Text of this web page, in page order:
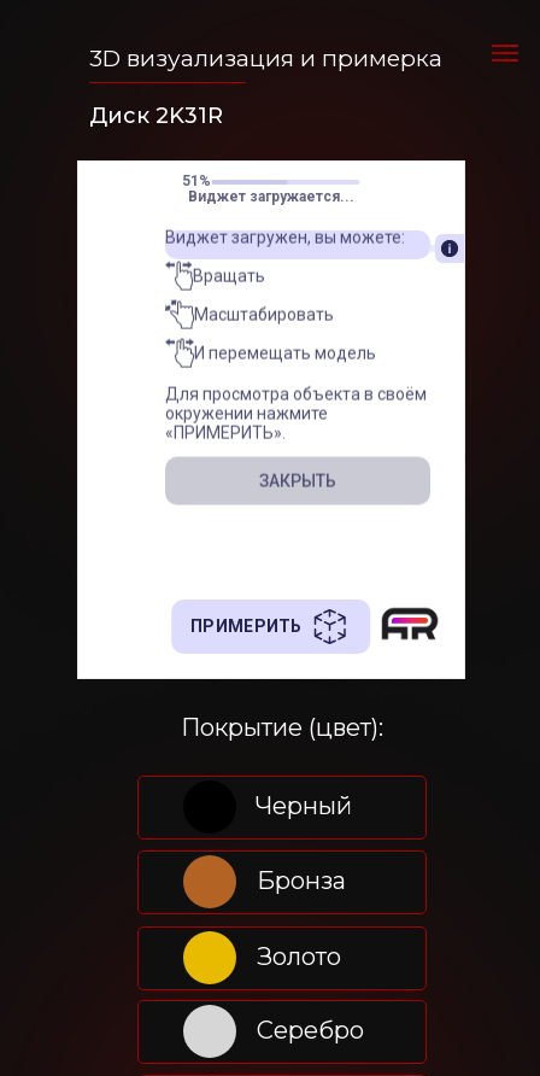
Диск 2K31R
Покрытие (цвет):
Черный
Серебро
Золото
Бронза
3D визуализация и примерка